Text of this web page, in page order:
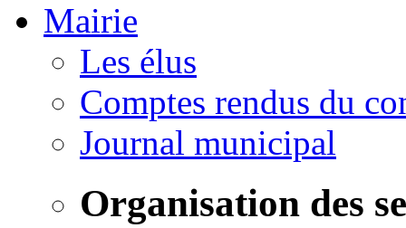
Mairie
Les élus
Comptes rendus du
Journal municipal
Organisation des